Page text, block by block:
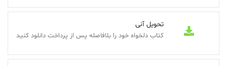
تحویل آنی
کتاب دلخواه خود را بلافاصله پس از پرداخت دانلود کنید